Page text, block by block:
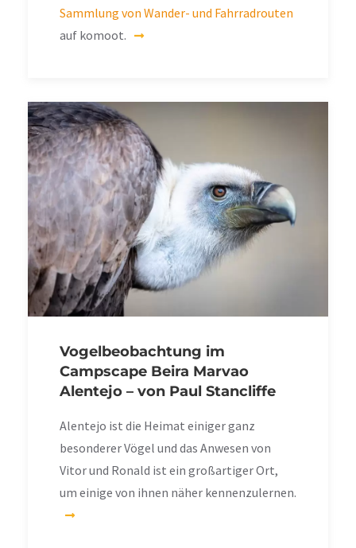
Sammlung von Wander- und Fahrradrouten
auf komoot.
Vogelbeobachtung im
Campscape Beira Marvao
Alentejo – von Paul Stancliffe
Alentejo ist die Heimat einiger ganz
besonderer Vögel und das Anwesen von
Vitor und Ronald ist ein großartiger Ort,
um einige von ihnen näher kennenzulernen.